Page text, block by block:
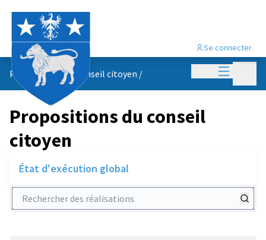
Menu
Se connecter
Propositions du conseil citoyen /
Propositions du conseil
citoyen
État d'exécution global
Rechercher des réalisations